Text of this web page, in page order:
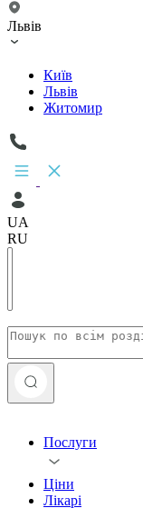
Львів
Київ
Львів
Житомир
UA
RU
Послуги
Ціни
Лікарі